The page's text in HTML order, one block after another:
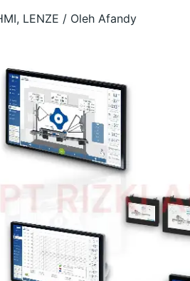
, LENZE / Oleh Afandy